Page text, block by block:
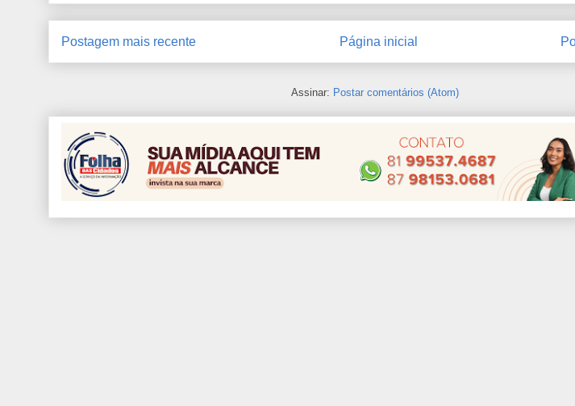
Postagem mais recente Página inicial
Assinar: Postar comentários (Atom)